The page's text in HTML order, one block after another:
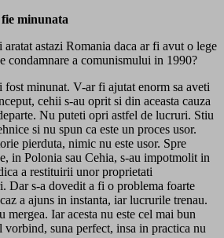
minunata
astazi Romania daca ar fi avut o lege
condamnare a comunismului in 1990?
minunat. V-ar fi ajutat enorm sa aveti
cehii s-au oprit si din aceasta cauza
Nu puteti opri astfel de lucruri. Stiu
si nu spun ca este un proces usor.
pierduta, nimic nu este usor. Spre
in Polonia sau Cehia, s-au impotmolit in
a restituirii unor proprietati
Dar s-a dovedit a fi o problema foarte
a ajuns in instanta, iar lucrurile trenau.
mergea. Iar acesta nu este cel mai bun
suna perfect, insa in practica nu